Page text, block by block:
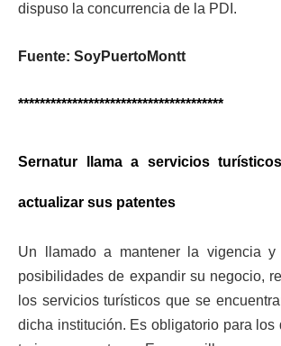
dispuso la concurrencia de la PDI.
Fuente: SoyPuertoMontt
**************************************
Sernatur llama a servicios
actualizar sus patentes
Un llamado a mantener la vigencia
posibilidades de expandir su negocio,
los servicios turísticos que se
dicha institución. Es obligatorio para los